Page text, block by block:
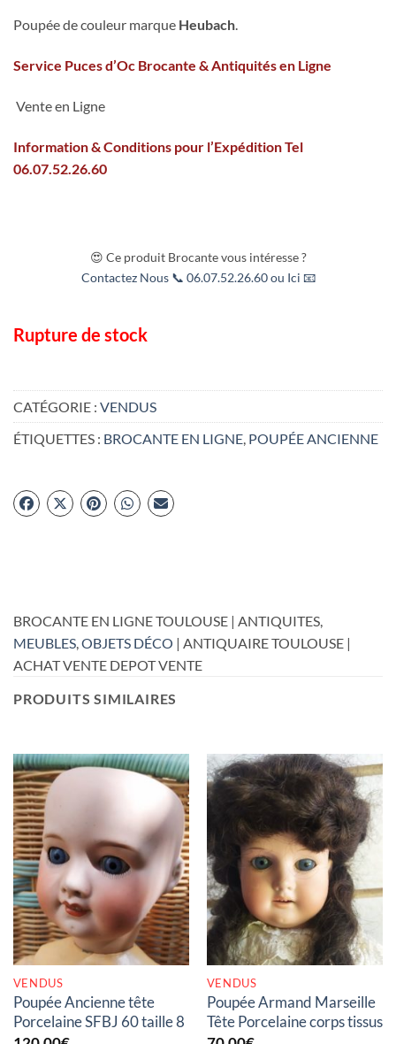
était :
150,00€.
est :
80,00€.
Poupée de couleur marque Heubach.
Service Puces d’Oc Brocante & Antiquités en Ligne
Vente en Ligne
Information & Conditions pour l’Expédition Tel
06.07.52.26.60
😍 Ce produit Brocante vous intéresse ?
Contactez Nous 📞 06.07.52.26.60 ou Ici 📧
Rupture de stock
CATÉGORIE : VENDUS
ÉTIQUETTES : BROCANTE EN LIGNE, POUPÉE ANCIENNE
BROCANTE EN LIGNE TOULOUSE | ANTIQUITES,
MEUBLES OBJETS DÉCO | ANTIQUAIRE TOULOUSE |
ACHAT VENTE DEPOT VENTE
PRODUITS SIMILAIRES
RUPTURE DE STOCK
VENDUS
Poupée Ancienne tête
Porcelaine SFBJ 60 taille 8
RUPTURE DE STOCK
VENDUS
Poupée Armand Marseille
Tête Porcelaine corps tissus